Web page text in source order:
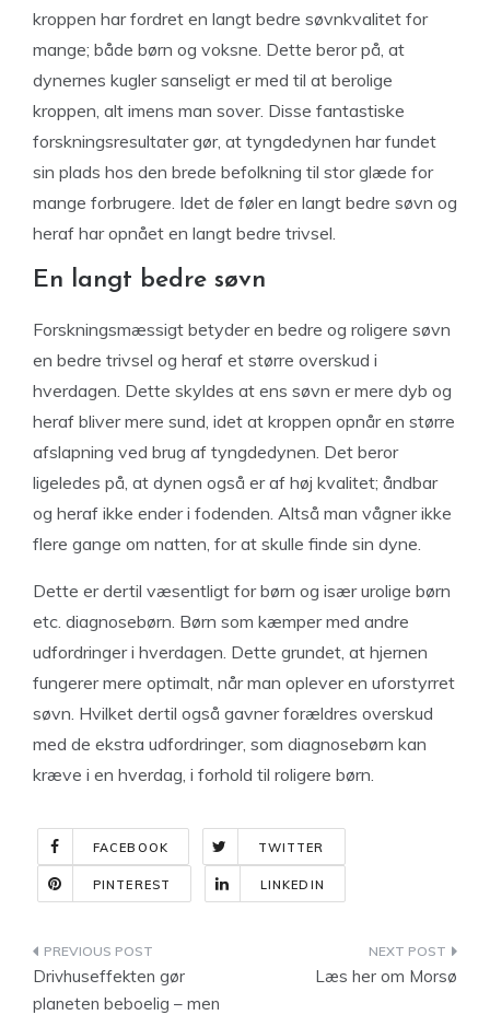
kroppen har fordret en langt bedre søvnkvalitet for
mange; både børn og voksne. Dette beror på, at
dynernes kugler sanseligt er med til at berolige
kroppen, alt imens man sover. Disse fantastiske
forskningsresultater gør, at tyngdedynen har fundet
sin plads hos den brede befolkning til stor glæde for
mange forbrugere. Idet de føler en langt bedre søvn og
heraf har opnået en langt bedre trivsel.
En langt bedre søvn
Forskningsmæssigt betyder en bedre og roligere søvn
en bedre trivsel og heraf et større overskud i
hverdagen. Dette skyldes at ens søvn er mere dyb og
heraf bliver mere sund, idet at kroppen opnår en større
afslapning ved brug af tyngdedynen. Det beror
ligeledes på, at dynen også er af høj kvalitet; åndbar
og heraf ikke ender i fodenden. Altså man vågner ikke
flere gange om natten, for at skulle finde sin dyne.
Dette er dertil væsentligt for børn og især urolige børn
etc. diagnosebørn. Børn som kæmper med andre
udfordringer i hverdagen. Dette grundet, at hjernen
fungerer mere optimalt, når man oplever en uforstyrret
søvn. Hvilket dertil også gavner forældres overskud
med de ekstra udfordringer, som diagnosebørn kan
kræve i en hverdag, i forhold til roligere børn.
FACEBOOK TWITTER
PINTEREST LINKEDIN
Indlægsnavigation
Drivhuseffekten gør
planeten beboelig – men
Læs her om Morsø